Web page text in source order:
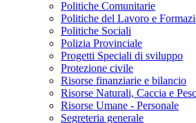
Politiche Comunitarie
Politiche del Lavoro e
Politiche Sociali
Polizia Provinciale
Progetti Speciali di sviluppo
Protezione civile
Risorse finanziarie e bilancio
Risorse Naturali, Caccia e
Risorse Umane - Personale
Segreteria generale